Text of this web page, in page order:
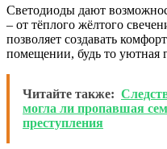
Светодиоды дают
– от тёплого жёлтого
позволяет создавать
помещении, будь то уютная
Читайте также:
могла ли пропавшая
преступления